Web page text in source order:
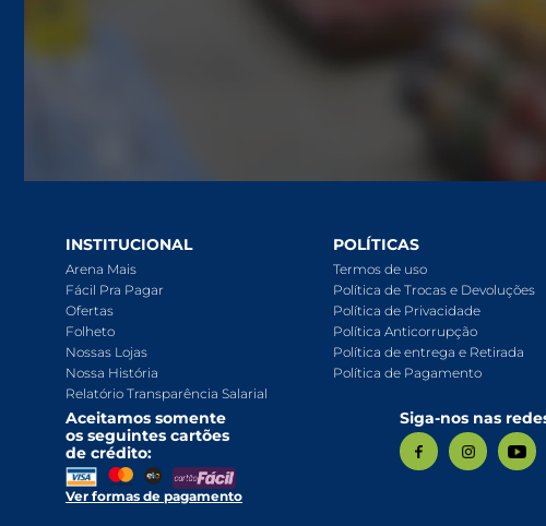
Bebidas Alcoólicas
Hortifruti
Carnes, Aves E Peixes
Frios E Laticínios
Congelados
Higiene E Beleza
INSTITUCIONAL
Arena Mais
Fácil Pra Pagar
Ofertas
Folheto
Nossas Lojas
Nossa História
Relatório Transparência Salarial
POLÍTICAS
Termos de uso
Política de Trocas e Devoluções
Política de Privacidade
Política Anticorrupção
Política de entrega e Retirada
Política de Pagamento
Aceitamos somente
os seguintes cartões
de crédito:
Ver formas de pagamento
Siga-nos nas